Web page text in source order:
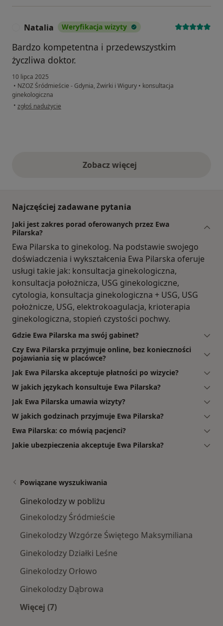
Natalia Weryfikacja wizyty
Bardzo kompetentna i przedewszystkim
życzliwa doktor.
10 lipca 2025
• NZOZ Śródmieście - Gdynia, Żwirki i Wigury • konsultacja
ginekologiczna
• w opinii użytkownika Natalia
zgłoś nadużycie
Zobacz więcejopinie powyżej
Najczęściej zadawane pytania
Jaki jest zakres porad oferowanych przez Ewa
Pilarska?
Ewa Pilarska to ginekolog. Na podstawie swojego
doświadczenia i wykształcenia Ewa Pilarska oferuje
usługi takie jak: konsultacja ginekologiczna,
konsultacja położnicza, USG ginekologiczne,
cytologia, konsultacja ginekologiczna + USG, USG
położnicze, USG, elektrokoagulacja, krioterapia
ginekologiczna, stopień czystości pochwy.
Gdzie Ewa Pilarska ma swój gabinet?
Czy Ewa Pilarska przyjmuje online, bez konieczności
pojawiania się w placówce?
Jak Ewa Pilarska akceptuje płatności po wizycie?
W jakich językach konsultuje Ewa Pilarska?
Jak Ewa Pilarska umawia wizyty?
W jakich godzinach przyjmuje Ewa Pilarska?
Ewa Pilarska: co mówią pacjenci?
Jakie ubezpieczenia akceptuje Ewa Pilarska?
Powiązane wyszukiwania
Ginekolodzy w pobliżu
Ginekolodzy Śródmieście
Ginekolodzy Wzgórze Świętego Maksymiliana
Ginekolodzy Działki Leśne
Ginekolodzy Orłowo
Ginekolodzy Dąbrowa
Więcej (7)